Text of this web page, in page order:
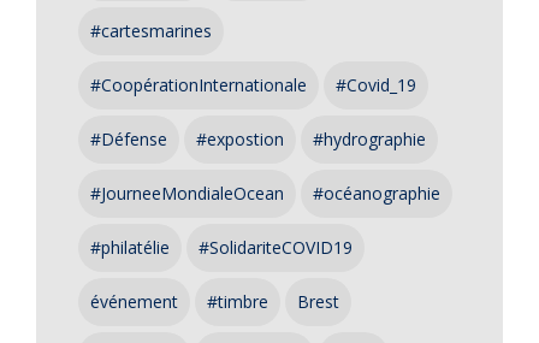
#cartesmarines
#CoopérationInternationale #Covid_19
#Défense #expostion #hydrographie
#JourneeMondialeOcean #océanographie
#philatélie #SolidariteCOVID19
événement #timbre Brest